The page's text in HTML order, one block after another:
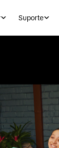
Suporte